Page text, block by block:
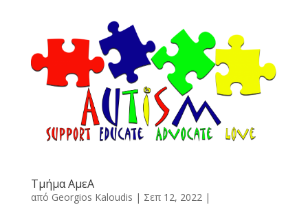
Τμήμα ΑμεΑ
από Georgios Kaloudis | Σεπ 12, 2022|